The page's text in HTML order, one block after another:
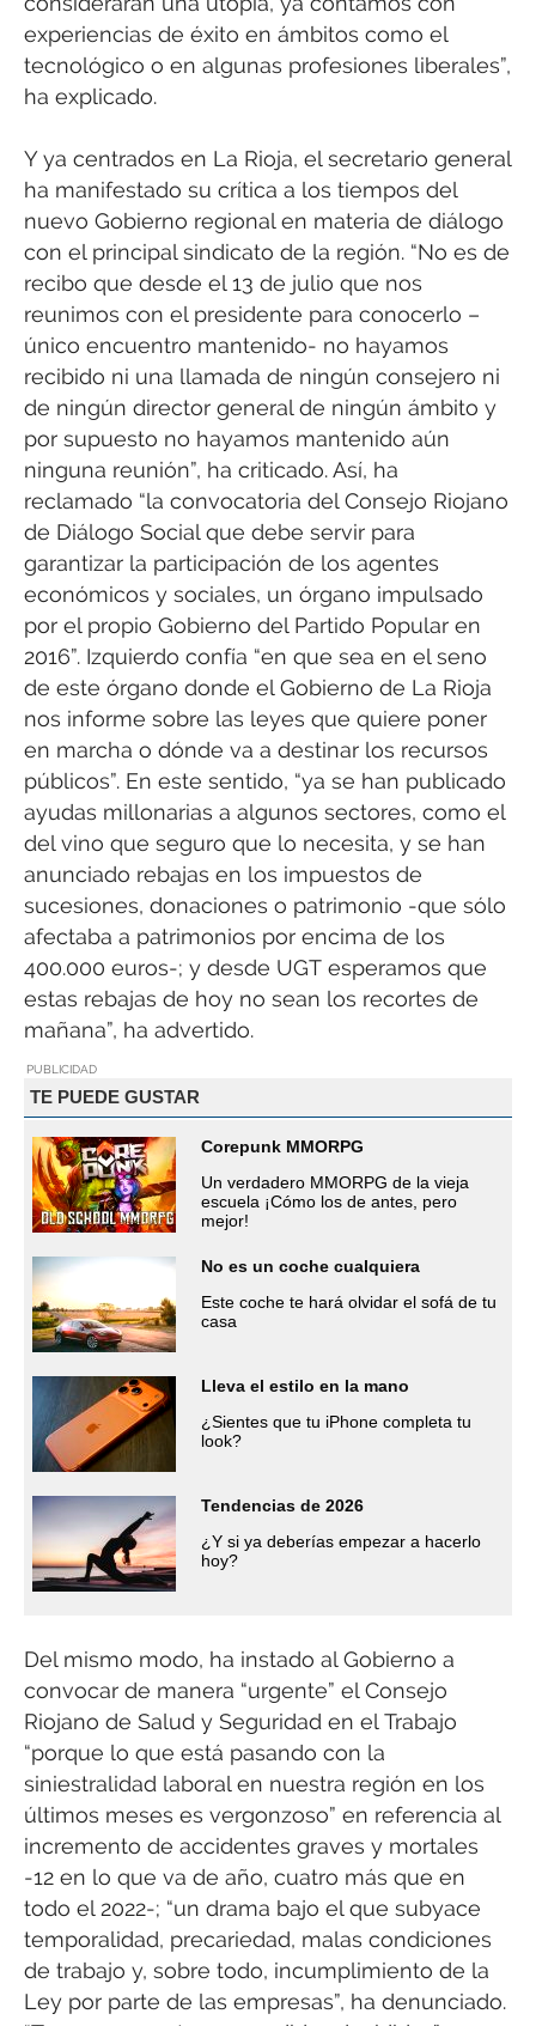
experiencias de éxito en ámbitos como el
tecnológico o en algunas profesiones liberales”,
ha explicado.
Y ya centrados en La Rioja, el secretario general
ha manifestado su crítica a los tiempos del
nuevo Gobierno regional en materia de diálogo
con el principal sindicato de la región. “No es de
recibo que desde el 13 de julio que nos
reunimos con el presidente para conocerlo –
único encuentro mantenido- no hayamos
recibido ni una llamada de ningún consejero ni
de ningún director general de ningún ámbito y
por supuesto no hayamos mantenido aún
ninguna reunión”, ha criticado. Así, ha
reclamado “la convocatoria del Consejo Riojano
de Diálogo Social que debe servir para
garantizar la participación de los agentes
económicos y sociales, un órgano impulsado
por el propio Gobierno del Partido Popular en
2016”. Izquierdo confía “en que sea en el seno
de este órgano donde el Gobierno de La Rioja
nos informe sobre las leyes que quiere poner
en marcha o dónde va a destinar los recursos
públicos”. En este sentido, “ya se han publicado
ayudas millonarias a algunos sectores, como el
del vino que seguro que lo necesita, y se han
anunciado rebajas en los impuestos de
sucesiones, donaciones o patrimonio -que sólo
afectaba a patrimonios por encima de los
400.000 euros-; y desde UGT esperamos que
estas rebajas de hoy no sean los recortes de
mañana”, ha advertido.
PUBLICIDAD
TE PUEDE GUSTAR
Corepunk MMORPG
Un verdadero MMORPG de la vieja
escuela ¡Cómo los de antes, pero
mejor!
No es un coche cualquiera
Este coche te hará olvidar el sofá de tu
casa
Lleva el estilo en la mano
¿Sientes que tu iPhone completa tu
look?
Tendencias de 2026
¿Y si ya deberías empezar a hacerlo
hoy?
Del mismo modo, ha instado al Gobierno a
convocar de manera “urgente” el Consejo
Riojano de Salud y Seguridad en el Trabajo
“porque lo que está pasando con la
siniestralidad laboral en nuestra región en los
últimos meses es vergonzoso” en referencia al
incremento de accidentes graves y mortales
-12 en lo que va de año, cuatro más que en
todo el 2022-; “un drama bajo el que subyace
temporalidad, precariedad, malas condiciones
de trabajo y, sobre todo, incumplimiento de la
Ley por parte de las empresas”, ha denunciado.